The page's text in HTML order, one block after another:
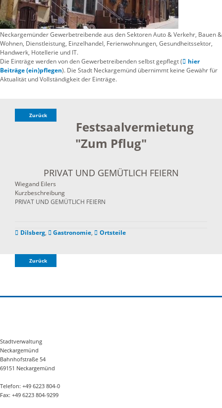
Neckargemünder Gewerbetreibende aus den Sektoren Auto & Verkehr, Bauen &
Wohnen, Dienstleistung, Einzelhandel, Ferienwohnungen, Gesundheitssektor,
Handwerk, Hotellerie und IT.
Die Einträge werden von den Gewerbetreibenden selbst gepflegt (
hier
Beiträge (ein)pflegen). Die Stadt Neckargemünd übernimmt keine Gewähr für
Aktualität und Vollständigkeit der Einträge.
Zurück
Festsaalvermietung
"Zum Pflug"
PRIVAT UND GEMÜTLICH FEIERN
Wiegand Eilers
Kurzbeschreibung
PRIVAT UND GEMÜTLICH FEIERN
Dilsberg, Gastronomie, Ortsteile
Zurück
Stadtverwaltung
Neckargemünd
Bahnhofstraße 54
69151 Neckargemünd
Telefon: +49 6223 804-0
Fax: +49 6223 804-9299